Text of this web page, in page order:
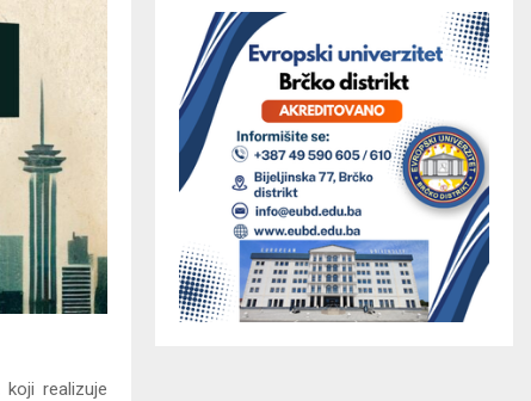
realizuje